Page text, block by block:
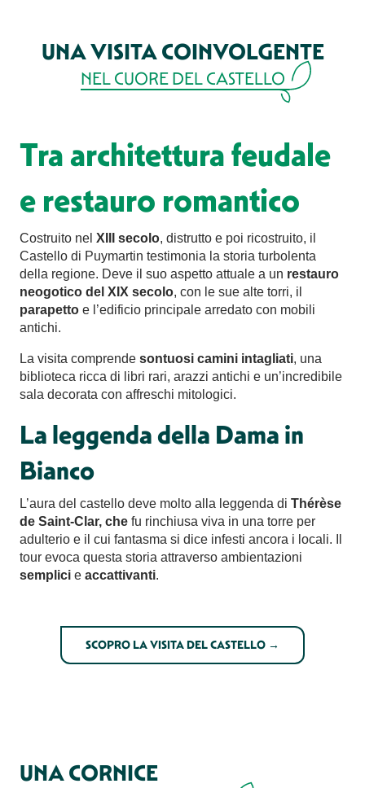
UNA VISITA COINVOLGENTE
NEL CUORE DEL CASTELLO
Tra architettura feudale
e restauro romantico
Costruito nel XIII secolo, distrutto e poi ricostruito, il
Castello di Puymartin testimonia la storia turbolenta
della regione. Deve il suo aspetto attuale a un restauro
neogotico del XIX secolo, con le sue alte torri, il
parapetto e l’edificio principale arredato con mobili
antichi.
La visita comprende sontuosi camini intagliati, una
biblioteca ricca di libri rari, arazzi antichi e un’incredibile
sala decorata con affreschi mitologici.
La leggenda della Dama in
Bianco
L’aura del castello deve molto alla leggenda di Thérèse
de Saint-Clar, che fu rinchiusa viva in una torre per
adulterio e il cui fantasma si dice infesti ancora i locali. Il
tour evoca questa storia attraverso ambientazioni
semplici e accattivanti.
SCOPRO LA VISITA DEL CASTELLO →
UNA CORNICE